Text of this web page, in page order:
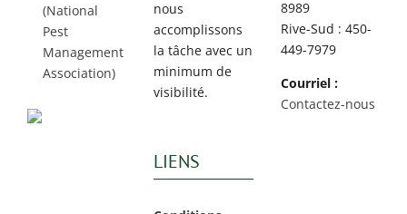
(National
Pest
Management
Association)
nous
accomplissons
la tâche avec un
minimum de
visibilité.
LIENS
8989
Rive-Sud : 450-
449-7979
Courriel :
Contactez-nous